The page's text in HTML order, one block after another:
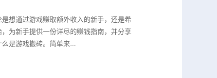
想通过游戏赚取额外收入的新手，还是希
为新手提供一份详尽的赚钱指南，并分享
是游戏搬砖。简单来...